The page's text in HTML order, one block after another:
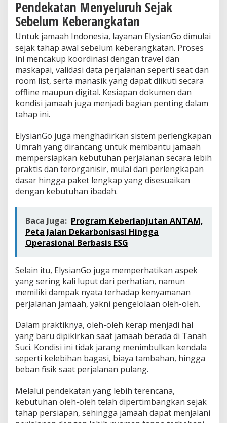
i
n
g
a
L
a
y
a
n
a
n
A
r
a
b
S
a
u
d
Pendekatan Menyeluruh Sejak
Sebelum Keberangkatan
Untuk jamaah Indonesia, layanan ElysianGo dimulai
sejak tahap awal sebelum keberangkatan. Proses
ini mencakup koordinasi dengan travel dan
maskapai, validasi data perjalanan seperti seat dan
room list, serta manasik yang dapat diikuti secara
offline maupun digital. Kesiapan dokumen dan
kondisi jamaah juga menjadi bagian penting dalam
tahap ini.
ElysianGo juga menghadirkan sistem perlengkapan
Umrah yang dirancang untuk membantu jamaah
mempersiapkan kebutuhan perjalanan secara lebih
praktis dan terorganisir, mulai dari perlengkapan
dasar hingga paket lengkap yang disesuaikan
dengan kebutuhan ibadah.
Baca Juga: Program Keberlanjutan ANTAM,
Peta Jalan Dekarbonisasi Hingga
Operasional Berbasis ESG
Selain itu, ElysianGo juga memperhatikan aspek
yang sering kali luput dari perhatian, namun
memiliki dampak nyata terhadap kenyamanan
perjalanan jamaah, yakni pengelolaan oleh-oleh.
Dalam praktiknya, oleh-oleh kerap menjadi hal
yang baru dipikirkan saat jamaah berada di Tanah
Suci. Kondisi ini tidak jarang menimbulkan kendala
seperti kelebihan bagasi, biaya tambahan, hingga
beban fisik saat perjalanan pulang.
Melalui pendekatan yang lebih terencana,
kebutuhan oleh-oleh telah dipertimbangkan sejak
tahap persiapan, sehingga jamaah dapat menjalani